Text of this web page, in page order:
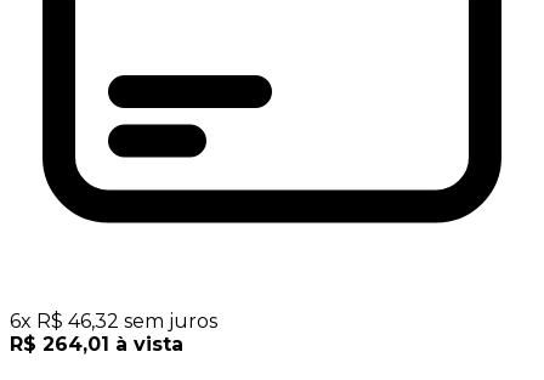
6x R$ 46,32 sem juros
R$ 264,01 à vista